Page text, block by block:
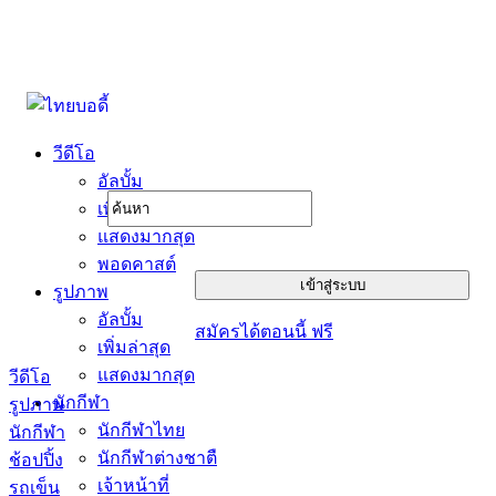
วีดีโอ
อัลบั้ม
เพิ่มล่าสุด
แสดงมากสุด
พอดคาสต์
รูปภาพ
อัลบั้ม
เพิ่มล่าสุด
แสดงมากสุด
นักกีฬา
นักกีฬาไทย
นักกีฬาต่างชาตื
เจ้าหน้าที่
สมัครได้ตอนนี้ ฟรี
วีดีโอ
รูปภาพ
นักกีฬา
ช้อปปิ้ง
รถเข็น